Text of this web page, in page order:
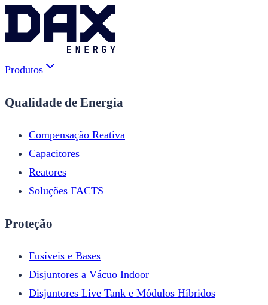
Produtos
Qualidade de Energia
Compensação Reativa
Capacitores
Reatores
Soluções FACTS
Proteção
Fusíveis e Bases
Disjuntores a Vácuo Indoor
Disjuntores Live Tank e Módulos Híbridos